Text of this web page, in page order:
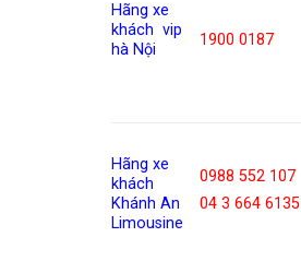
Hãng xe
khách vip
hà Nội
1900 0187
Hãng xe
khách
Khánh An
Limousine
0988 552 107
04 3 664 6135